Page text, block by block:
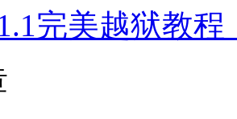
完美越狱教程